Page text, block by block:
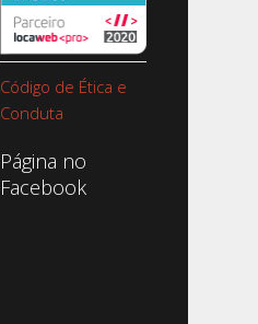
Código de Ética e
Conduta
Página no
Facebook